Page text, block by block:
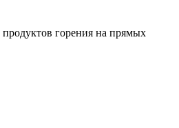
продуктов горения на прямых